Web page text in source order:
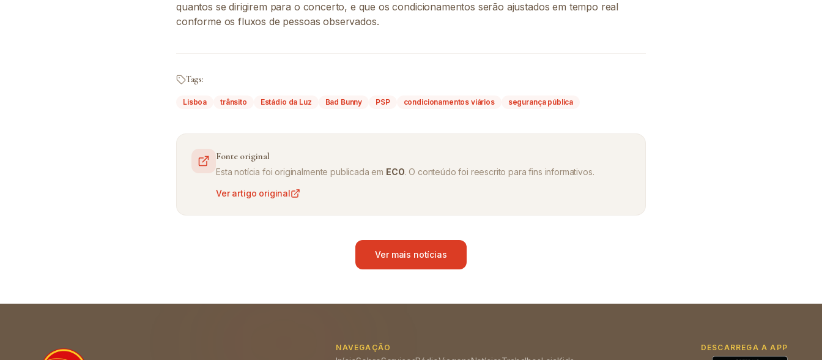
quantos se dirigirem para o concerto, e que os condicionamentos serão ajustados em tempo real
conforme os fluxos de pessoas observados.
Tags:
Lisboa trânsito Estádio da Luz Bad Bunny PSP condicionamentos viários segurança pública
Fonte original
Esta notícia foi originalmente publicada em ECO. O conteúdo foi reescrito para fins informativos.
Ver artigo original
Ver mais notícias
NAVEGAÇÃO DESCARREGA A APP